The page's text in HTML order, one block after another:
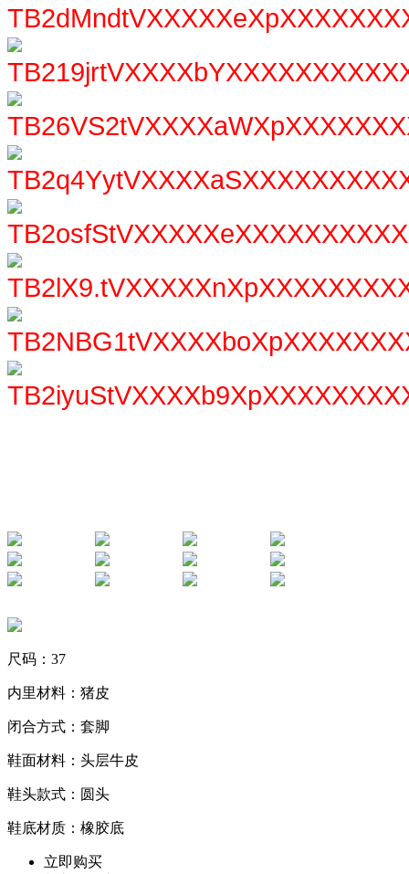
尺码：37
内里材料：猪皮
闭合方式：套脚
鞋面材料：头层牛皮
鞋头款式：圆头
鞋底材质：橡胶底
立即购买